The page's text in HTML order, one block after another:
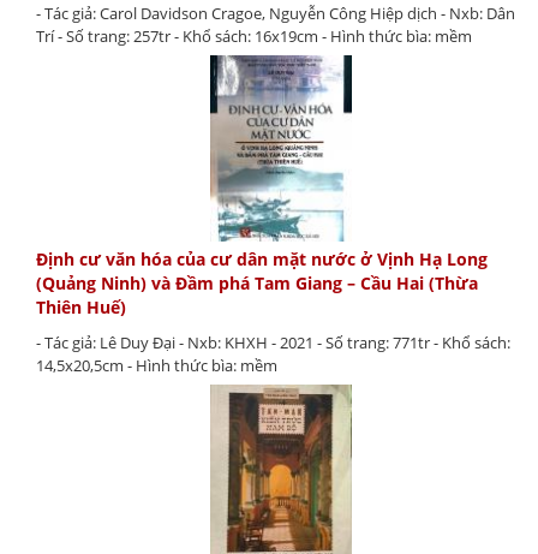
- Tác giả: Carol Davidson Cragoe, Nguyễn Công Hiệp dịch - Nxb: Dân
Trí - Số trang: 257tr - Khổ sách: 16x19cm - Hình thức bìa: mềm
Định cư văn hóa của cư dân mặt nước ở Vịnh Hạ Long
(Quảng Ninh) và Đầm phá Tam Giang – Cầu Hai (Thừa
Thiên Huế)
- Tác giả: Lê Duy Đại - Nxb: KHXH - 2021 - Số trang: 771tr - Khổ sách:
14,5x20,5cm - Hình thức bìa: mềm